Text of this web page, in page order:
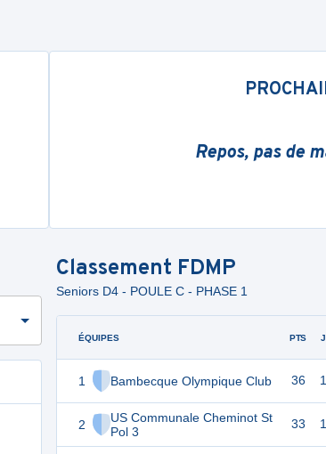
Repos, pas de
Classement FDMP
Seniors D4 - POULE C - PHASE 1
ÉQUIPES
1 Bambecque Olympique Club
2
US Communale Cheminot St
Pol 3
PTS
36
33